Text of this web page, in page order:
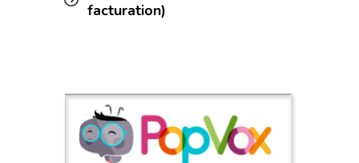
facturation)